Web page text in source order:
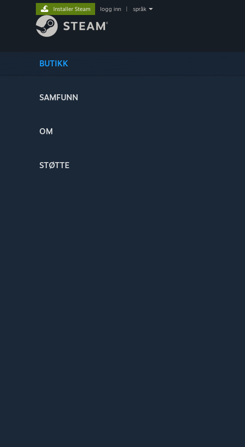
BUTIKK
SAMFUNN
OM
STØTTE
Installer Steam logg inn språk